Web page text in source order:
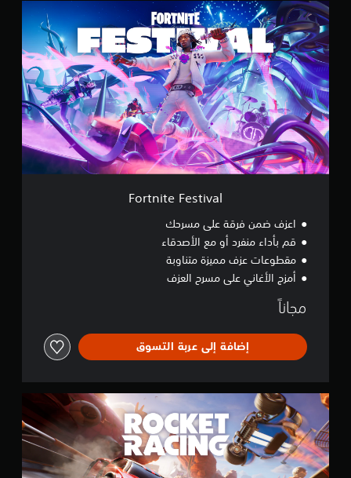
F
o
r
t
n
i
t
e
F
e
s
t
i
Fortnite Festival
اعزف ضمن فرقة على مسرحك
قم بأداء منفرد أو مع الأصدقاء
مقطوعات عزف مميزة متناوبة
أمزج الأغاني على مسرح العزف
مجاناً
إضافة إلى عربة التسوق
R
o
c
k
e
t